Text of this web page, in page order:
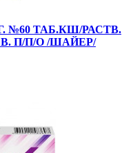
№60 ТАБ.КШ/РАСТВ.
П/П/О /ШАЙЕР/